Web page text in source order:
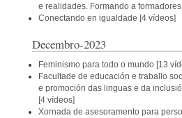
e realidades. Formando a
Conectando en igualdade [4 vídeos]
Decembro-2023
Feminismo para todo o mundo [13
Facultade de educación e traballo
e promoción das linguas e da
[4 vídeos]
Xornada de asesoramento para